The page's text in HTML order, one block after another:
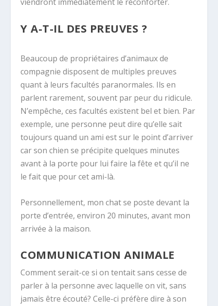
Y A-T-IL DES PREUVES ?
Beaucoup de propriétaires d’animaux de
compagnie disposent de multiples preuves
quant à leurs facultés paranormales. Ils en
parlent rarement, souvent par peur du ridicule.
N’empêche, ces facultés existent bel et bien. Par
exemple, une personne peut dire qu’elle sait
toujours quand un ami est sur le point d’arriver
car son chien se précipite quelques minutes
avant à la porte pour lui faire la fête et qu’il ne
le fait que pour cet ami-là.
Personnellement, mon chat se poste devant la
porte d’entrée, environ 20 minutes, avant mon
arrivée à la maison.
COMMUNICATION ANIMALE
Comment serait-ce si on tentait sans cesse de
parler à la personne avec laquelle on vit, sans
jamais être écouté? Celle-ci préfère dire à son